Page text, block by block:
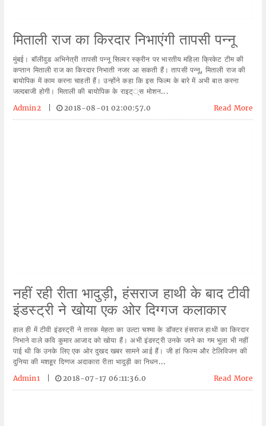
मिताली राज का किरदार निभाएंगी तापसी पन्नू
मुंबई। बॉलीवुड अभिनेत्री तापसी पन्नू सिल्वर स्क्रीन पर भारतीय महिला क्रिकेट टीम की
कप्तान मिताली राज का किरदार निभाती नजर आ सकती हैं। तापसी पन्नू, मिताली राज की
बायोपिक में काम करना चाहती हैं। उन्होंने कहा कि इस फिल्म के बारे में अभी बात करना
जल्दबाजी होगी। मिताली की बायोपिक के राइट््स मोशन...
Admin2
2018-08-01 02:00:57.0 Read More
नहीं रही रीता भादुड़ी, हंसराज हाथी के बाद टीवी
इंडस्ट्री ने खोया एक ओर दिग्गज कलाकार
हाल ही में टीवी इंडस्ट्री ने तारक मेहता का उल्टा चश्मा के डॉक्टर हंसराज हाथी का किरदार
निभाने वाले कवि कुमार आजाद को खोया हैं। अभी इंडस्ट्री उनके जाने का गम भुला भी नहीं
पाई थी कि उनके लिए एक ओर दुखद खबर सामने आई हैं। जी हां फिल्म और टेलिविजन की
दुनिया की मशहूर दिग्गज अदाकारा रीता भादुड़ी का निधन...
Admin1
2018-07-17 06:11:36.0 Read More